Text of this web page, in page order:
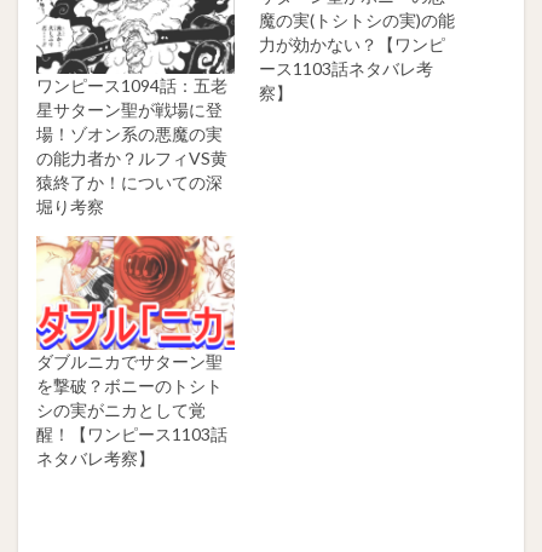
ワンピース1094話：五老
星サターン聖が戦場に登
場！ゾオン系の悪魔の実
の能力者か？ルフィVS黄
猿終了か！についての深
堀り考察
魔の実(トシトシの実)の能
力が効かない？【ワンピ
ース1103話ネタバレ考
察】
ダブルニカでサターン聖
を撃破？ボニーのトシト
シの実がニカとして覚
醒！【ワンピース1103話
ネタバレ考察】